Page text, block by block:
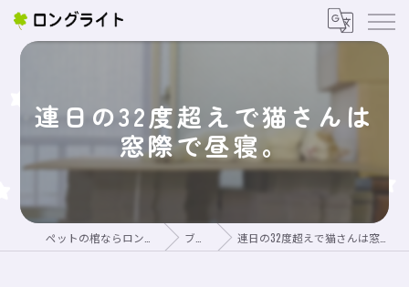
連日の32度超えで猫さんは
窓際で昼寝。
ブログ 連日の32度超えで猫さんは窓際で昼寝。